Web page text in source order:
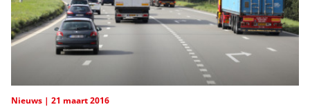
Nieuws 21 maart 2016